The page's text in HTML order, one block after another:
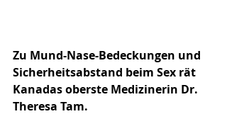
Zu Mund-Nase-Bedeckungen und
Sicherheitsabstand beim Sex rät
Kanadas oberste Medizinerin Dr.
Theresa Tam.